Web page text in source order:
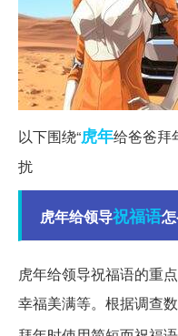
以下围绕“虎年给爸爸拜
扰
虎年给领导祝福语
虎年给领导祝福语的重
幸福美满等。根据调查